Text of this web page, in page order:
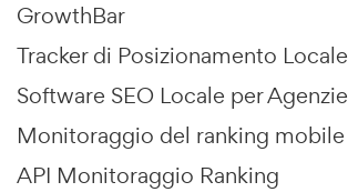
GrowthBar
Tracker di Posizionamento Locale
Software SEO Locale per Agenzie
Monitoraggio del ranking mobile
API Monitoraggio Ranking